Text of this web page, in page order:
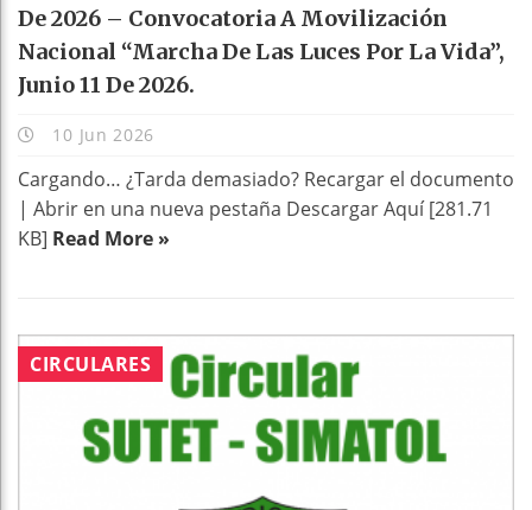
De 2026 – Convocatoria A Movilización
Nacional “marcha De Las Luces Por La Vida”,
Junio 11 De 2026.
10 Jun 2026
Cargando… ¿Tarda demasiado? Recargar el documento
| Abrir en una nueva pestaña Descargar Aquí [281.71
KB] Read More »
CIRCULARES